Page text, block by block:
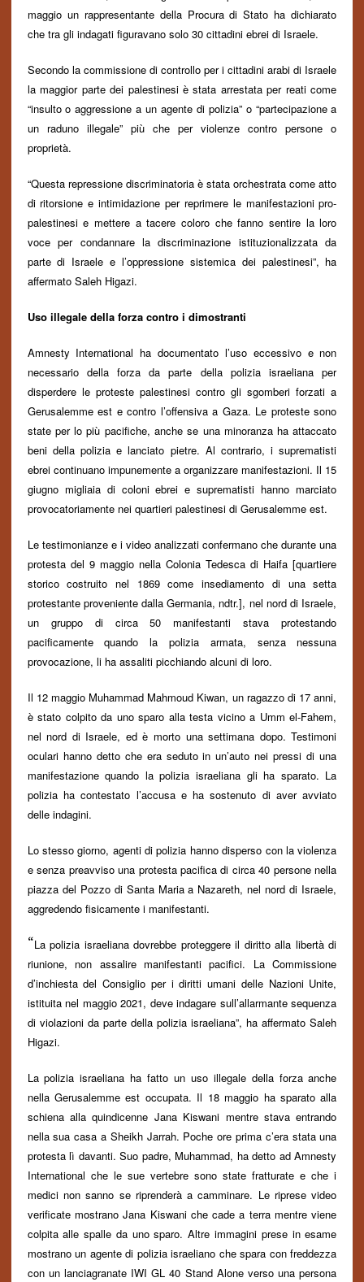
maggio un rappresentante della Procura di Stato ha dichiarato
che tra gli indagati figuravano solo 30 cittadini ebrei di Israele.
Secondo la commissione di controllo per i cittadini arabi di Israele
la maggior parte dei palestinesi è stata arrestataper reati come
“insulto o aggressione a un agente di polizia” o “partecipazione a
un raduno illegale” più che per violenze contro persone o
proprietà.
“Questa repressione discriminatoria è stata orchestrata come atto
di ritorsione e intimidazione per reprimere le manifestazioni pro-
palestinesi e mettere a tacere coloro che fanno sentire la loro
voce per condannare la discriminazione istituzionalizzata da
parte di Israele e l’oppressione sistemica dei palestinesi”, ha
affermato Saleh Higazi.
Uso illegale della forza contro i dimostranti
Amnesty International ha documentato l’uso eccessivo e non
necessario della forza da parte della polizia israeliana per
disperdere le proteste palestinesi contro gli sgomberi forzati a
Gerusalemme est e contro l’offensiva a Gaza. Le proteste sono
state per lo più pacifiche, anche se una minoranza ha attaccato
benidella polizia e lanciato pietre. Al contrario, i suprematisti
ebrei continuano impunemente a organizzare manifestazioni. Il 15
giugno migliaia di coloni ebrei e suprematisti hanno marciato
provocatoriamente nei quartieri palestinesi di Gerusalemme est.
Le testimonianze e i video analizzati confermano che durante una
protesta del 9 maggio nella Colonia Tedesca di Haifa [quartiere
storico costruito nel 1869 come insediamento di una setta
protestante proveniente dalla Germania, ndtr.], nel nord di Israele,
un gruppo di circa 50 manifestanti stava protestando
pacificamente quando la polizia armata, senza nessuna
provocazione, li ha assaliti picchiando alcuni di loro.
Il 12 maggio Muhammad Mahmoud Kiwan, un ragazzo di 17 anni,
è stato colpito da uno sparo alla testa vicino a Umm el-Fahem,
nel nord di Israele, ed è morto una settimana dopo. Testimoni
oculari hanno detto che era seduto in un’auto nei pressi di una
manifestazione quando la polizia israeliana gli ha sparato. La
polizia ha contestato l’accusa e ha sostenuto di aver avviato
delle indagini.
Lo stesso giorno, agenti di polizia hanno disperso con la violenza
e senza preavviso una protesta pacifica di circa 40 persone nella
piazza del Pozzo di Santa Maria a Nazareth, nel nord di Israele,
aggredendo fisicamente i manifestanti.
“La polizia israeliana dovrebbe proteggere il diritto alla libertà di
riunione, non assalire manifestanti pacifici. La Commissione
d’inchiesta del Consiglio per i diritti umani delle Nazioni Unite,
istituita nel maggio 2021, deve indagare sull’allarmante sequenza
di violazioni da parte della polizia israeliana”, ha affermato Saleh
Higazi.
La polizia israeliana ha fatto un uso illegale della forza anche
nella Gerusalemme est occupata. Il 18 maggio ha sparato alla
schiena alla quindicenne Jana Kiswani mentre stava entrando
nella sua casa a Sheikh Jarrah. Poche ore prima c’era stata una
protestalì davanti. Suo padre, Muhammad, ha detto ad Amnesty
International che le sue vertebre sono state fratturate e che i
medici non sanno se riprenderà a camminare. Le riprese video
verificate mostrano Jana Kiswani che cade a terra mentre viene
colpita alle spalle da uno sparo. Altre immagini prese in esame
mostrano un agente di polizia israeliano che spara con freddezza
con un lanciagranate IWI GL 40 Stand Alone verso una persona